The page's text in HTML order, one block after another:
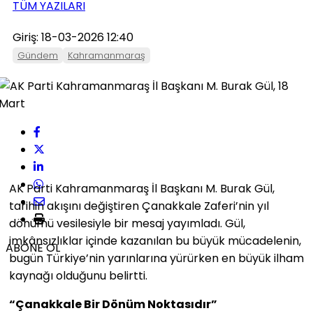
TÜM YAZILARI
Giriş: 18-03-2026 12:40
Gündem Kahramanmaraş
ABONE OL
AK Parti Kahramanmaraş İl Başkanı M. Burak Gül,
tarihin akışını değiştiren Çanakkale Zaferi’nin yıl
dönümü vesilesiyle bir mesaj yayımladı. Gül,
imkânsızlıklar içinde kazanılan bu büyük mücadelenin,
bugün Türkiye’nin yarınlarına yürürken en büyük ilham
kaynağı olduğunu belirtti.
“Çanakkale Bir Dönüm Noktasıdır”